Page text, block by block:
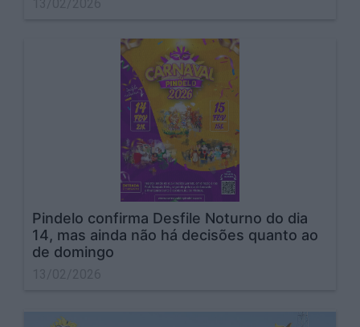
Pindelo confirma Desfile Noturno do dia
14, mas ainda não há decisões quanto ao
de domingo